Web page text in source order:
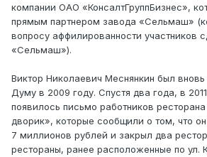
компании ОАО «КонсалтГруппБизнес»,
прямым партнером завода «Сельмаш»
вопросу аффилированности участников
«Сельмаш»).
Виктор Николаевич Меснянкин был
Думу в 2009 году. Спустя два года, в
появилось письмо работников
дворик», которые сообщили о том, что
7 миллионов рублей и закрыл два
рестораны, ранее расположенные по ул.